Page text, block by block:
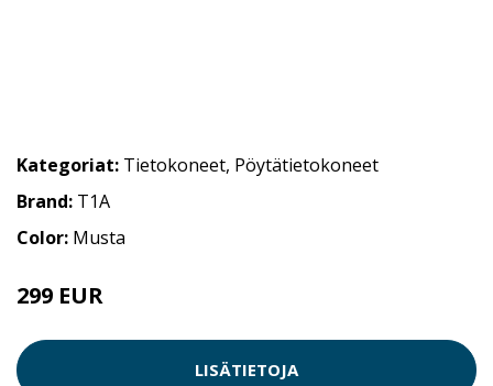
Kategoriat: Tietokoneet, Pöytätietokoneet
Brand: T1A
Color: Musta
299 EUR
LISÄTIETOJA